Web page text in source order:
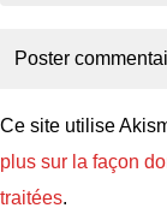
Ce site utilise
plus sur la façon
traitées.